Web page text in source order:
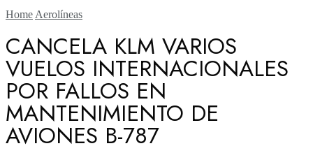
Aerolíneas
Aeronáutica
Home Aerolíneas
CANCELA KLM VARIOS
VUELOS INTERNACIONALES
POR FALLOS EN
MANTENIMIENTO DE
AVIONES B-787